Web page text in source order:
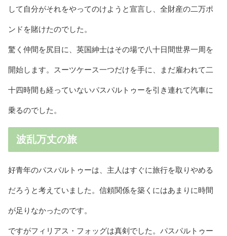
して自分がそれをやってのけようと宣言し、全財産の二万ポ
ンドを賭けたのでした。
驚く仲間を尻目に、英国紳士はその場で八十日間世界一周を
開始します。スーツケース一つだけを手に、まだ雇われて二
十四時間も経っていないパスパルトゥーを引き連れて汽車に
乗るのでした。
波乱万丈の旅
好青年のパスパルトゥーは、主人はすぐに旅行を取りやめる
だろうと考えていました。信頼関係を築くにはあまりに時間
が足りなかったのです。
ですがフィリアス・フォッグは真剣でした。パスパルトゥー